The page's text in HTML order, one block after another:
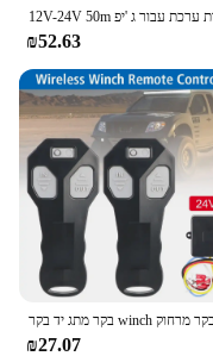
₪52.63
₪27.07